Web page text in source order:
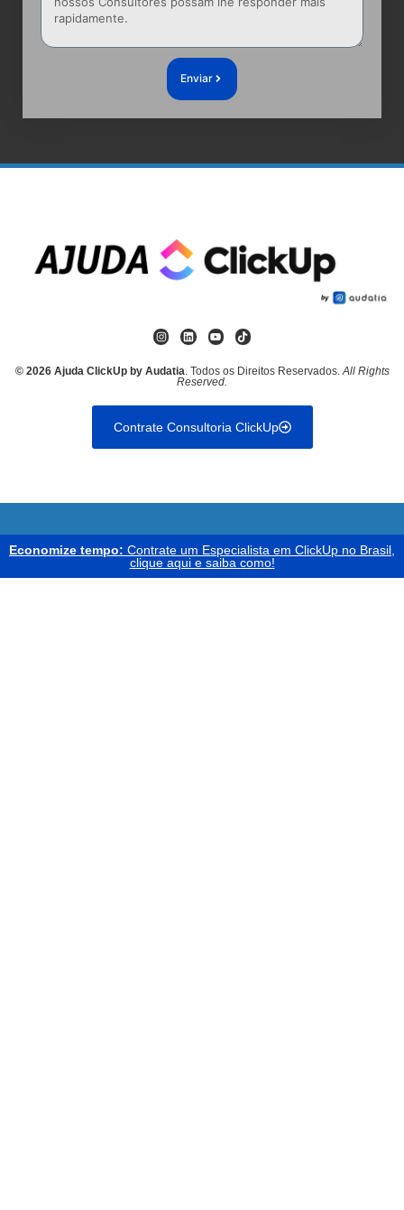
Enviar
© 2026 Ajuda ClickUp by Audatia. Todos os Direitos Reservados.All Rights
Reserved.
Contrate Consultoria ClickUp
Economize tempo: Contrate um Especialista em ClickUp no Brasil,
clique aqui e saiba como!